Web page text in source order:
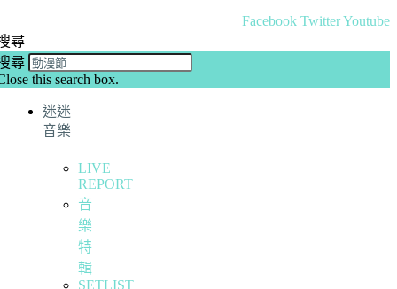
Facebook TwitterYoutube
尋
尋
this search box.
迷迷
音樂
LIVE
REPORT
音
樂
特
輯
SETLIST